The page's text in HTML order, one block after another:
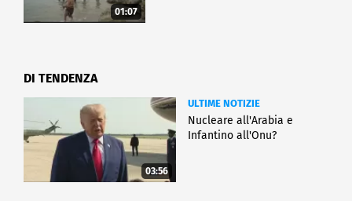
01:07
DI TENDENZA
03:56
ULTIME NOTIZIE
Nucleare all'Arabia e
Infantino all'Onu?